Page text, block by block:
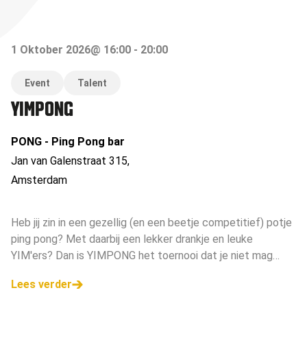
1 Oktober 2026@ 16:00 - 20:00
Event Talent
YIMPONG
PONG - Ping Pong bar
Jan van Galenstraat 315,
Amsterdam
Heb jij zin in een gezellig (en een beetje competitief) potje
ping pong? Met daarbij een lekker drankje en leuke
YIM'ers? Dan is YIMPONG het toernooi dat je niet mag
Lees verder